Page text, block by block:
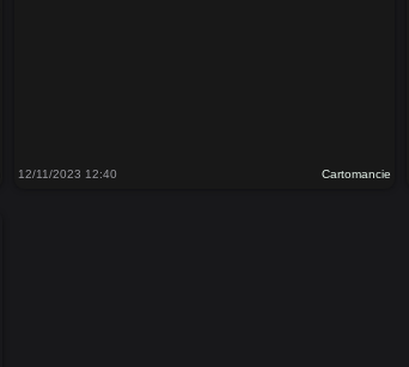
12/11/2023 12:40 Cartomancie